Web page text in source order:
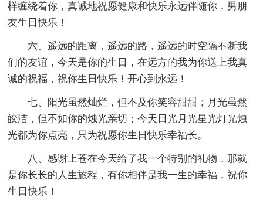
样缠绕着你，真诚地祝愿健康和快乐永远伴随你，男朋
友生日快乐！
六、遥远的距离，遥远的路，遥远的时空隔不断我
们的友谊，今天是你的生日，在远方的我为你送上我真
诚的祝福，祝你生日快乐！开心到永远！
七、阳光虽然灿烂，但不及你笑容甜甜；月光虽然
皎洁，但不如你的烛光亲切；今天日光月光星光灯光烛
光都为你点亮，只为祝愿你生日快乐幸福长。
八、感谢上苍在今天给了我一个特别的礼物，那就
是你长长的人生旅程，有你相伴是我一生的幸福，祝你
生日快乐！